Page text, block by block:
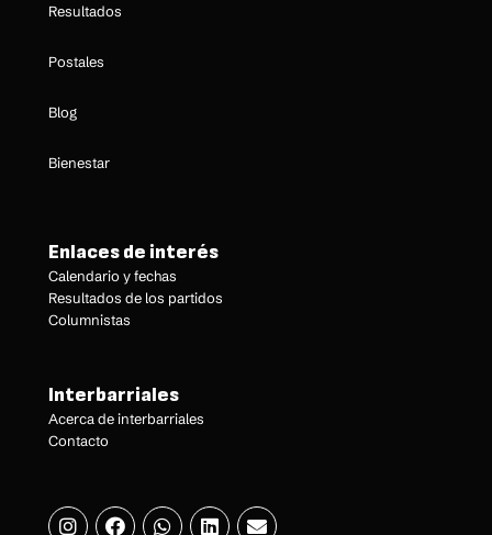
Resultados
Postales
Blog
Bienestar
Enlaces de interés
Calendario y fechas
Resultados de los partidos
Columnistas
Interbarriales
Acerca de interbarriales
Contacto